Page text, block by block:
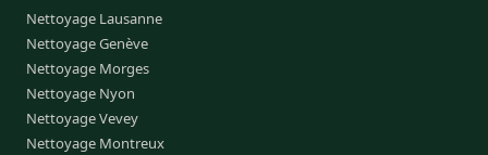
Nettoyage Lausanne
Nettoyage Genève
Nettoyage Morges
Nettoyage Nyon
Nettoyage Vevey
Nettoyage Montreux